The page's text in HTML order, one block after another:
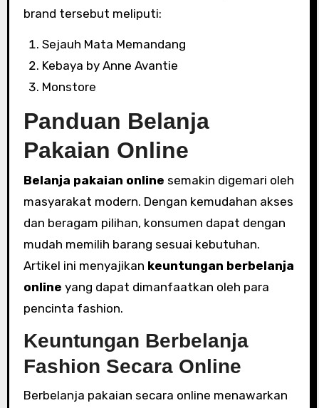
brand tersebut meliputi:
Sejauh Mata Memandang
Kebaya by Anne Avantie
Monstore
Panduan Belanja
Pakaian Online
Belanja pakaian online semakin digemari oleh
masyarakat modern. Dengan kemudahan akses
dan beragam pilihan, konsumen dapat dengan
mudah memilih barang sesuai kebutuhan.
Artikel ini menyajikan keuntungan berbelanja
online yang dapat dimanfaatkan oleh para
pencinta fashion.
Keuntungan Berbelanja
Fashion Secara Online
Berbelanja pakaian secara online menawarkan